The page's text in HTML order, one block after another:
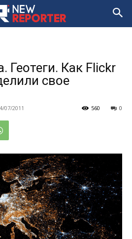
Геотеги. Как Flickr
свое
07/2011 0
560